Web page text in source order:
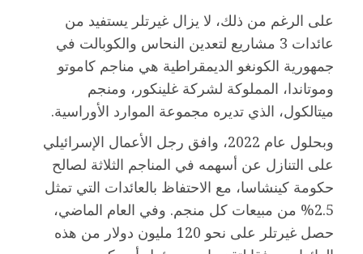
على الرغم من ذلك، لا يزال غيرتلر يستفيد من
عائدات 3 مشاريع لتعدين النحاس والكوبالت في
جمهورية الكونغو الديمقراطية هي مناجم كاموتو
وموتاندا، المملوكة لشركة غلينكور، ومنجم
ميتالكول، الذي تديره مجموعة الموارد الأوراسية.
وبحلول عام 2022، وافق رجل الأعمال الإسرائيلي
على التنازل عن أسهمه في المناجم الثلاثة لصالح
حكومة كينشاسا، مع الاحتفاظ بالعائدات التي تمثل
2.5% من مبيعات كل منجم. وفي العام الماضي،
حصل غيرتلر على نحو 120 مليون دولار من هذه